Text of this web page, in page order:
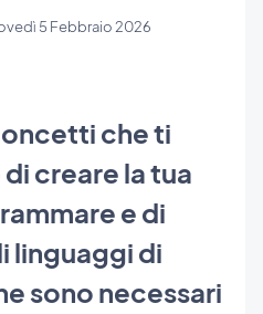
5 Febbraio 2026
che ti
creare la tua
e di
linguaggi di
sono necessari